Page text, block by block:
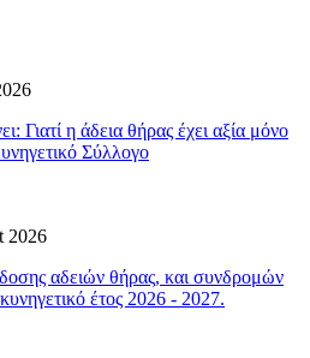
η άδεια θήρας έχει αξία μόνο
Σύλλογο
2026
αδειών θήρας, και συνδρομών
έτος 2026 - 2027.